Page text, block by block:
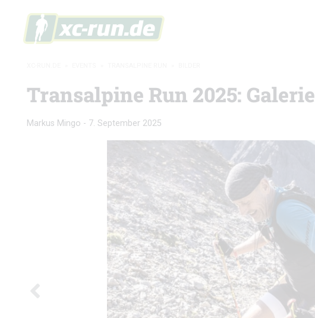
Transalpine Run 2025: Galerie
Markus Mingo - 7. September 2025